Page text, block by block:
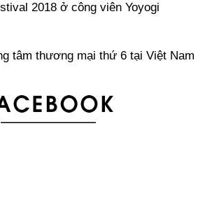
2018 ở công viên Yoyogi
tâm thương mại thứ 6 tại Việt Nam
tranh Astro Boy với giá hơn 7 tỉ